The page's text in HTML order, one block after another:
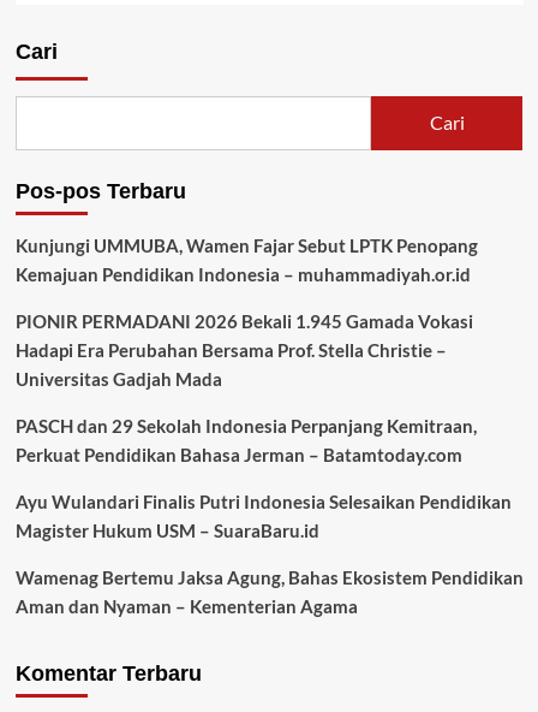
Cari
Cari
Pos-pos Terbaru
Kunjungi UMMUBA, Wamen Fajar Sebut LPTK Penopang
Kemajuan Pendidikan Indonesia – muhammadiyah.or.id
PIONIR PERMADANI 2026 Bekali 1.945 Gamada Vokasi
Hadapi Era Perubahan Bersama Prof. Stella Christie –
Universitas Gadjah Mada
PASCH dan 29 Sekolah Indonesia Perpanjang Kemitraan,
Perkuat Pendidikan Bahasa Jerman – Batamtoday.com
Ayu Wulandari Finalis Putri Indonesia Selesaikan Pendidikan
Magister Hukum USM – SuaraBaru.id
Wamenag Bertemu Jaksa Agung, Bahas Ekosistem Pendidikan
Aman dan Nyaman – Kementerian Agama
Komentar Terbaru